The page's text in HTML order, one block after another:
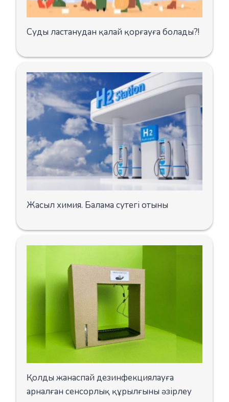
Суды ластанудан қалай қорғауға болады?!
Жасыл химия. Балама сутегі отыны
Қолды жанаспай дезинфекциялауға
арналған сенсорлық құрылғыны әзірлеу